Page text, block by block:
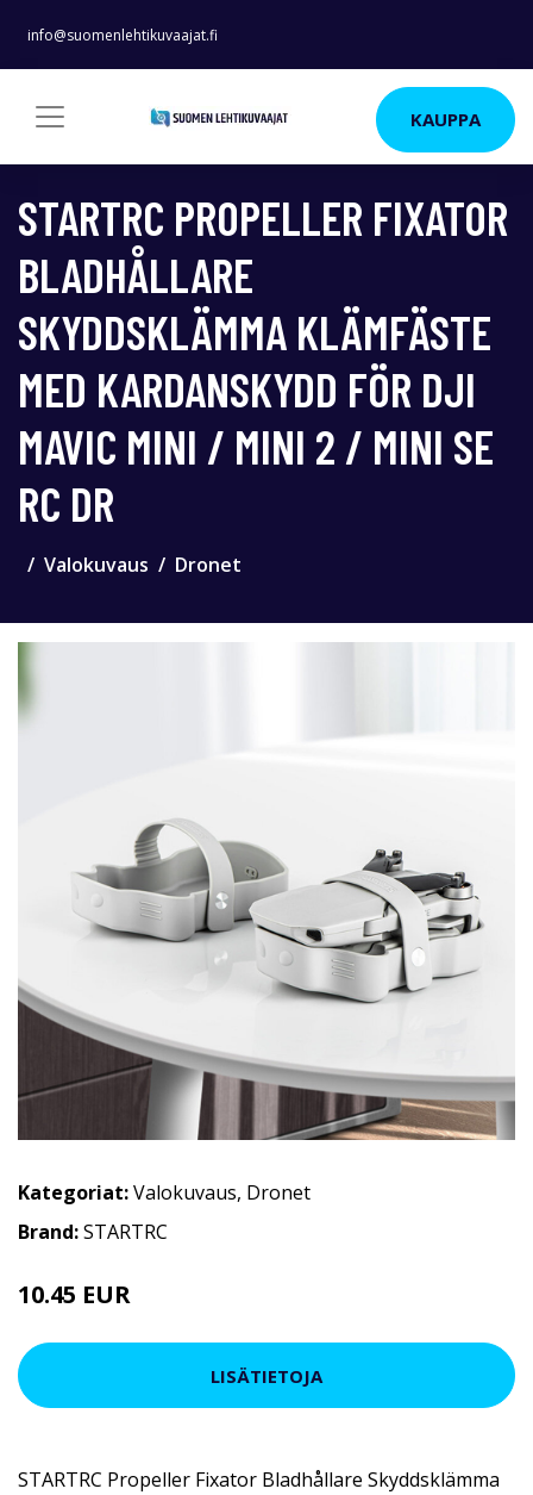
info@suomenlehtikuvaajat.fi
KAUPPA
STARTRC PROPELLER FIXATOR
BLADHÅLLARE
SKYDDSKLÄMMA KLÄMFÄSTE
MED KARDANSKYDD FÖR DJI
MAVIC MINI / MINI 2 / MINI SE
RC DR
Valokuvaus Dronet
Kategoriat:Valokuvaus, Dronet
Brand:STARTRC
10.45 EUR
LISÄTIETOJA
STARTRC Propeller Fixator Bladhållare Skyddsklämma